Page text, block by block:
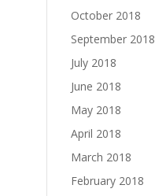
October 2018
September 2018
July 2018
June 2018
May 2018
April 2018
March 2018
February 2018